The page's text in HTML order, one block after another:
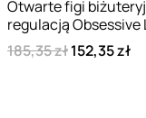
Otwarte figi
regulacją Obsessive
185,35 zł152,35 zł